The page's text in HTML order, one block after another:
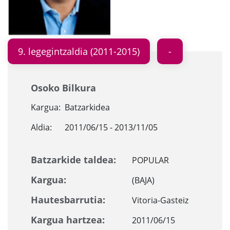
9. legegintzaldia (2011-2015)
Osoko Bilkura
Kargua: Batzarkidea
Aldia:
2011/06/15 - 2013/11/05
Batzarkide taldea: POPULAR
Kargua: (BAJA)
Hautesbarrutia: Vitoria-Gasteiz
Kargua hartzea: 2011/06/15